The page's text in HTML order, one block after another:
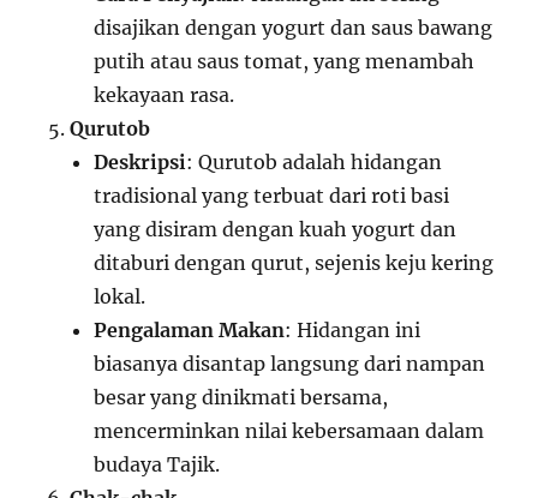
disajikan dengan yogurt dan saus bawang
putih atau saus tomat, yang menambah
kekayaan rasa.
Qurutob
Deskripsi: Qurutob adalah hidangan
tradisional yang terbuat dari roti basi
yang disiram dengan kuah yogurt dan
ditaburi dengan qurut, sejenis keju kering
lokal.
Pengalaman Makan: Hidangan ini
biasanya disantap langsung dari nampan
besar yang dinikmati bersama,
mencerminkan nilai kebersamaan dalam
budaya Tajik.